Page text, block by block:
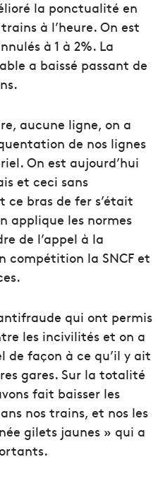
la ponctualité en
à l’heure. On est
à 1 à 2%. La
a baissé passant de
aucune ligne, on a
de nos lignes
On est aujourd’hui
et ceci sans
bras de fer s’était
applique les normes
de l’appel à la
compétition la SNCF et
qui ont permis
les incivilités et on a
de façon à ce qu’il y ait
gares. Sur la totalité
fait baisser les
nos trains, et nos les
gilets jaunes » qui a